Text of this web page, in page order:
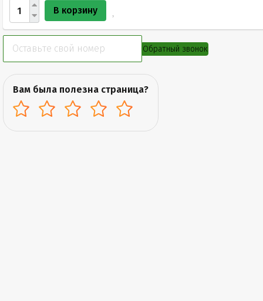
В корзину
Обратный звонок
Вам была полезна страница?